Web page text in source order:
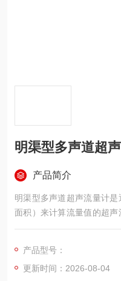
明渠型多声道超
产品简介
明渠型多声道超声流量计
面积）来计算流量值的超声
快速发展和水资源被污染
产品型号：
更新时间：2026-08-04